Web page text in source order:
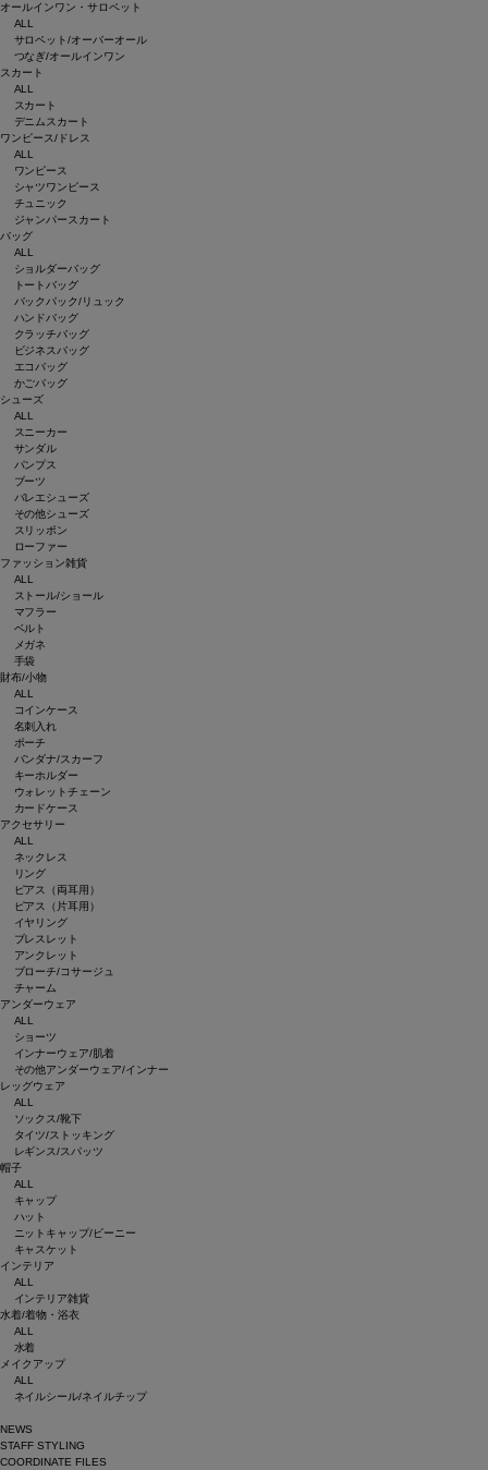
オールインワン・サロペット
ALL
サロペット/オーバーオール
つなぎ/オールインワン
スカート
ALL
スカート
デニムスカート
ワンピース/ドレス
ALL
ワンピース
シャツワンピース
チュニック
ジャンパースカート
バッグ
ALL
ショルダーバッグ
トートバッグ
バックパック/リュック
ハンドバッグ
クラッチバッグ
ビジネスバッグ
エコバッグ
かごバッグ
シューズ
ALL
スニーカー
サンダル
パンプス
ブーツ
バレエシューズ
その他シューズ
スリッポン
ローファー
ファッション雑貨
ALL
ストール/ショール
マフラー
ベルト
メガネ
手袋
財布/小物
ALL
コインケース
名刺入れ
ポーチ
バンダナ/スカーフ
キーホルダー
ウォレットチェーン
カードケース
アクセサリー
ALL
ネックレス
リング
ピアス（両耳用）
ピアス（片耳用）
イヤリング
ブレスレット
アンクレット
ブローチ/コサージュ
チャーム
アンダーウェア
ALL
ショーツ
インナーウェア/肌着
その他アンダーウェア/インナー
レッグウェア
ALL
ソックス/靴下
タイツ/ストッキング
レギンス/スパッツ
帽子
ALL
キャップ
ハット
ニットキャップ/ビーニー
キャスケット
インテリア
ALL
インテリア雑貨
水着/着物・浴衣
ALL
水着
メイクアップ
ALL
ネイルシール/ネイルチップ
NEWS
STAFF STYLING
COORDINATE FILES